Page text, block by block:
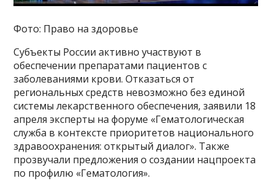
Фото: Право на здоровье
Субъекты России активно участвуют в
обеспечении препаратами пациентов с
заболеваниями крови. Отказаться от
региональных средств невозможно без единой
системы лекарственного обеспечения, заявили 18
апреля эксперты на форуме «Гематологическая
служба в контексте приоритетов национального
здравоохранения: открытый диалог». Также
прозвучали предложения о создании нацпроекта
по профилю «Гематология».